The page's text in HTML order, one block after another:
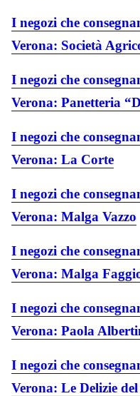
I negozi che
Verona: Società
I negozi che
Verona: Panetteria
I negozi che
Verona: La Corte
I negozi che
Verona: Malga Vazzo
I negozi che
Verona: Malga
I negozi che
Verona: Paola
I negozi che
Verona: Le Delizie